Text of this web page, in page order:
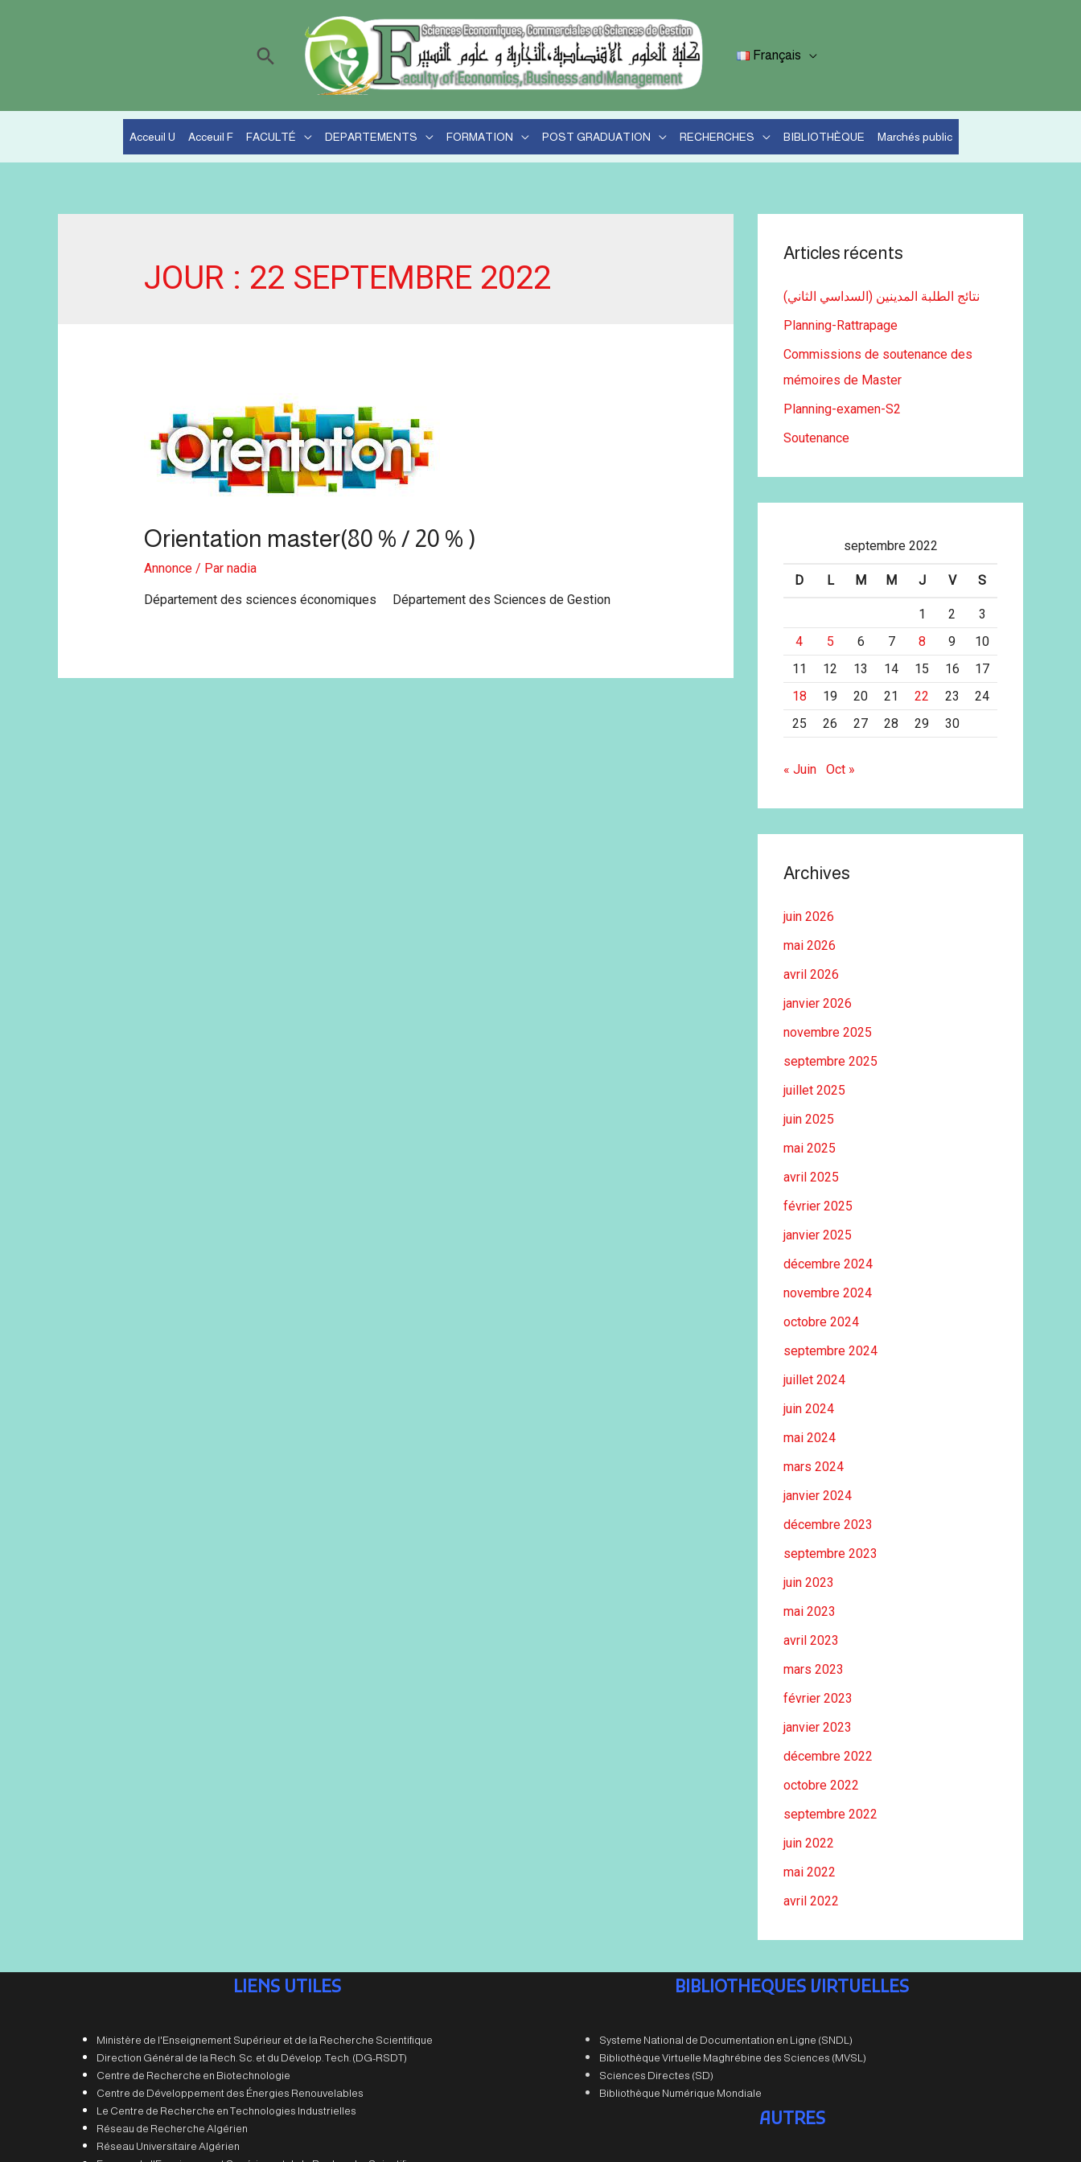
Rechercher Français
Acceuil U Acceuil F FACULTÉ DEPARTEMENTS FORMATION POST GRADUATION RECHERCHES BIBLIOTHÈQUE Marchés public
JOUR : 22 SEPTEMBRE 2022
Orientation master(80 % / 20 % )
Annonce/ Par nadia
Département des sciences économiques Département des Sciences de Gestion
Articles récents
نتائج الطلبة المدينين (السداسي الثاني)
Planning-Rattrapage
Commissions de soutenance des
mémoires de Master
Planning-examen-S2
Soutenance
septembre 2022
D L M M J V S
1 2
3
4
5 6 7 8 9
10
11
12 13 14 15 16
17
18
19 20 21 22 23
24
25
26 27 28 29 30
« Juin Oct »
Archives
juin 2026
mai 2026
avril 2026
janvier 2026
novembre 2025
septembre 2025
juillet 2025
juin 2025
mai 2025
avril 2025
février 2025
janvier 2025
décembre 2024
novembre 2024
octobre 2024
septembre 2024
juillet 2024
juin 2024
mai 2024
mars 2024
janvier 2024
décembre 2023
septembre 2023
juin 2023
mai 2023
avril 2023
mars 2023
février 2023
janvier 2023
décembre 2022
octobre 2022
septembre 2022
juin 2022
mai 2022
avril 2022
LIENS UTILES
Ministère de l'Enseignement Supérieur et de la Recherche Scientifique
Direction Général de la Rech. Sc. et du Dévelop. Tech. (DG-RSDT)
Centre de Recherche en Biotechnologie
Centre de Développement des Énergies Renouvelables
Le Centre de Recherche en Technologies Industrielles
Réseau de Recherche Algérien
Réseau Universitaire Algérien
BIBLIOTHEQUES VIRTUELLES
Systeme National de Documentation en Ligne (SNDL)
Bibliothèque Virtuelle Maghrébine des Sciences (MVSL)
Sciences Directes (SD)
Bibliothèque Numérique Mondiale
AUTRES